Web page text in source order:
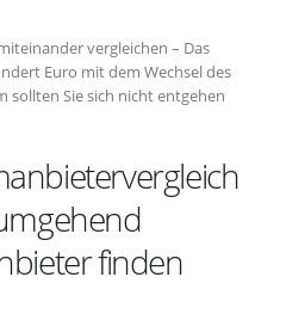
vergleichen – Das
Euro mit dem Wechsel des
sollten Sie sich nicht entgehen
finden